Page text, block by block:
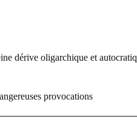
dérive oligarchique et
provocations